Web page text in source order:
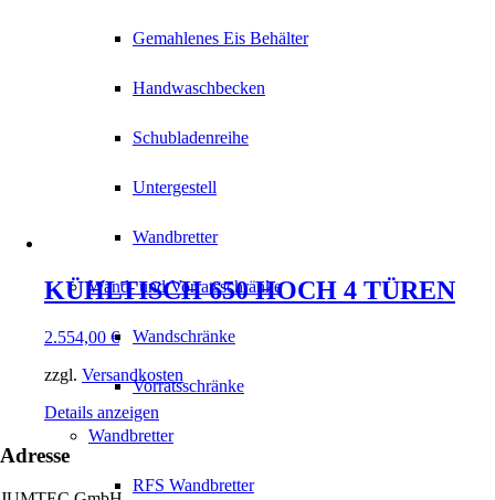
Gemahlenes Eis Behälter
Handwaschbecken
Schubladenreihe
Untergestell
Wandbretter
Wand- und Vorratsschränke
Wandschränke
Vorratsschränke
Wandbretter
RFS Wandbretter
KÜHLTISCH 650 HOCH 4 TÜREN
2.554,00 €
zzgl. Versandkosten
Details anzeigen
Adresse